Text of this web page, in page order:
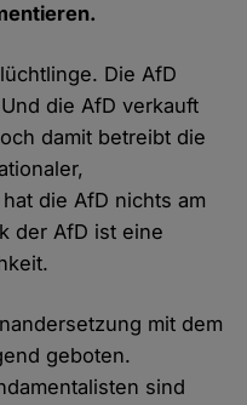
Die AfD
die AfD verkauft
damit betreibt die
die AfD nichts am
der AfD ist eine
mit dem
geboten.
sind